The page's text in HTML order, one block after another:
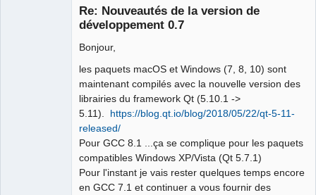
Manual 0.8_cs
Google_Search
Re: Nouveautés de la version de
développement 0.7
Bonjour,
les paquets macOS et Windows (7, 8, 10) sont
maintenant compilés avec la nouvelle version des
librairies du framework Qt (5.10.1 ->
5.11). https://blog.qt.io/blog/2018/05/22/qt-5-11-
released/
Pour GCC 8.1 ...ça se complique pour les paquets
compatibles Windows XP/Vista (Qt 5.7.1)
Pour l'instant je vais rester quelques temps encore
en GCC 7.1 et continuer a vous fournir des